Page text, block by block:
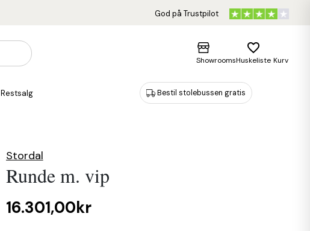
God på Trustpilot
ShowroomsHuskeliste
favorite_border
Kurv
Restsalg Bestil stolebussen gratis
Stordal
Runde m. vip
16.301,00kr